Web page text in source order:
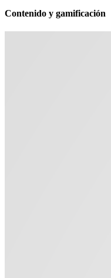
Contenido y gamificación